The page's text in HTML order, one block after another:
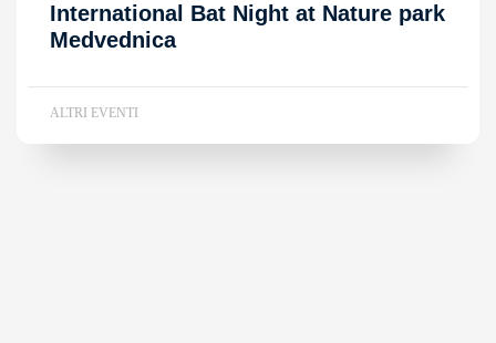
International Bat Night at Nature park
Medvednica
ALTRI EVENTI